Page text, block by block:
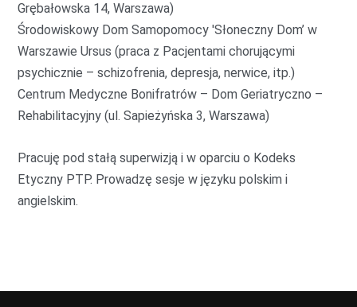
Grębałowska 14, Warszawa)
Środowiskowy Dom Samopomocy 'Słoneczny Dom’ w
Warszawie Ursus (praca z Pacjentami chorującymi
psychicznie – schizofrenia, depresja, nerwice, itp.)
Centrum Medyczne Bonifratrów – Dom Geriatryczno –
Rehabilitacyjny (ul. Sapieżyńska 3, Warszawa)
Pracuję pod stałą superwizją i w oparciu o Kodeks
Etyczny PTP. Prowadzę sesje w języku polskim i
angielskim.